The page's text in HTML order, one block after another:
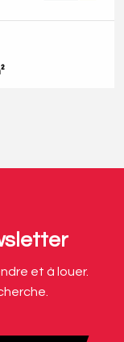
et à louer.